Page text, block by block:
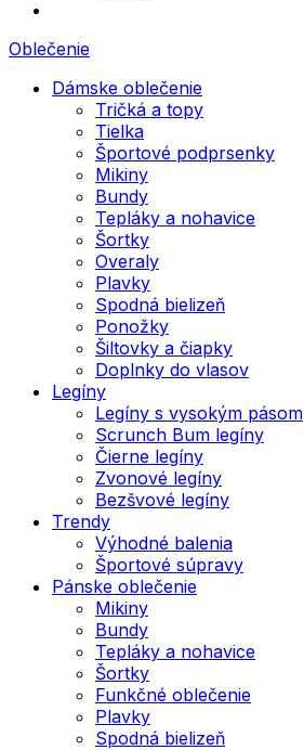
Oblečenie
Dámske oblečenie
Tričká a topy
Tielka
Športové podprsenky
Mikiny
Bundy
Tepláky a nohavice
Šortky
Overaly
Plavky
Spodná bielizeň
Ponožky
Šiltovky a čiapky
Doplnky do vlasov
Legíny
Legíny s vysokým pásom
Scrunch Bum legíny
Čierne legíny
Zvonové legíny
Bezšvové legíny
Trendy
Výhodné balenia
Športové súpravy
Pánske oblečenie
Mikiny
Bundy
Tepláky a nohavice
Šortky
Funkčné oblečenie
Plavky
Spodná bielizeň